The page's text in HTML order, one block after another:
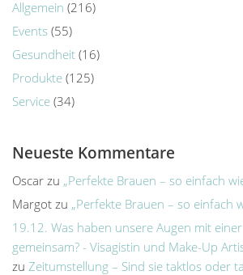
Allgemein (216)
Events (55)
Gesundheit (16)
Produkte (125)
Service (34)
Neueste Kommentare
Oscar zu „Perfekte Brauen – so einfach
Margot zu „Perfekte Brauen – so einfach
19.12. Was haben unsere Augen mit
gemeinsam? - Visagistin und Make-Up
zu Zeitumstellung – Sind sie taktlos oder